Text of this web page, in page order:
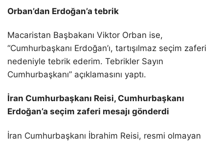
Orban’dan Erdoğan’a tebrik
Macaristan Başbakanı Viktor Orban ise,
“Cumhurbaşkanı Erdoğan’ı, tartışılmaz seçim zaferi
nedeniyle tebrik ederim. Tebrikler Sayın
Cumhurbaşkanı” açıklamasını yaptı.
İran Cumhurbaşkanı Reisi, Cumhurbaşkanı
Erdoğan’a seçim zaferi mesajı gönderdi
İran Cumhurbaşkanı İbrahim Reisi, resmi olmayan